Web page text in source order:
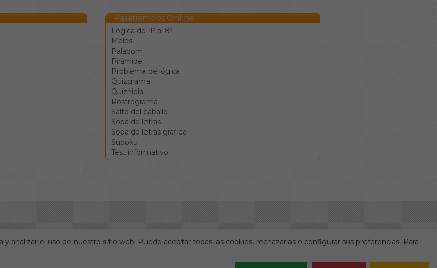
Pasatiempos Online
Lógica del 1º al 8º
Moles
Palabom
Pirámide
Problema de lógica
Quizgrama
Quizniela
Rostrograma
Salto del caballo
Sopa de letras
Sopa de letras gráfica
Sudoku
Test informativo
analizar el uso de nuestro sitio web. Puede aceptar todas las cookies, rechazarlas o configurar sus preferencias. Para